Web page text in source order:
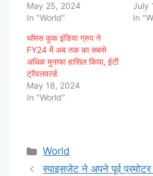
May 25, 2024
In "World"
July
In
थॉमस कुक इंडिया ग्रुप ने
FY24 में अब तक का सबसे
अधिक मुनाफा हासिल किया, ईटी
ट्रैवलवर्ल्ड
May 18, 2024
In "World"
Categories
World
स्पाइसजेट ने अपने पूर्व